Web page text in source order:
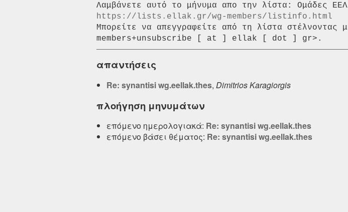
https://lists.ellak.gr/wg-members/listinfo.html
Μπορείτε να απεγγραφείτε από τη λίστα στέλνοντας
απαντήσεις
Re: synantisi wg.eellak.thes, Dimitrios Karagiorgis
πλοήγηση μηνυμάτων
επόμενο ημερολογιακά: Re: synantisi wg.eellak.thes
επόμενο βάσει θέματος: Re: synantisi wg.eellak.thes